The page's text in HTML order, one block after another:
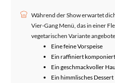
Während der Show erwartet
Vier-Gang Menü, das in einer
vegetarischen Variante
Eine feine Vorspeise
Ein raffiniert
Ein geschmackvoller
Ein himmlisches Dessert